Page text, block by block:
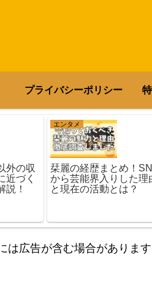
プライバシーポリシー
外の収
近づく
説！
エンタメ
栞麗の経歴まとめ！
から芸能界入りした理
と現在の活動とは？
は広告が含む場合がありま